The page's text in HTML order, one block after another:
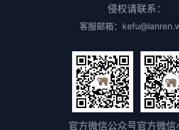
侵权请联系：
客服邮箱：
官方微信公众号官方微信